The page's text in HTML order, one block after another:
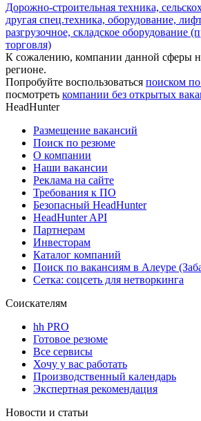
Дорожно-строительная техника,
другая спец.техника, оборудование,
разгрузочное, складское оборудование
торговля)
К сожалению, компании данной сферы
регионе.
Попробуйте воспользоваться поиском
посмотреть компании без открытых
HeadHunter
Размещение вакансий
Поиск по резюме
О компании
Наши вакансии
Реклама на сайте
Требования к ПО
Безопасный HeadHunter
HeadHunter API
Партнерам
Инвесторам
Каталог компаний
Поиск по вакансиям в Алеуре
Сетка: соцсеть для нетворкинга
Соискателям
hh PRO
Готовое резюме
Все сервисы
Хочу у вас работать
Производственный календарь
Экспертная рекомендация
Новости и статьи